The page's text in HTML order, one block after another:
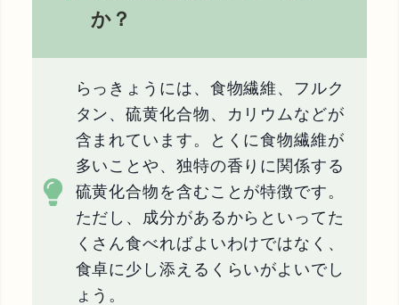
か？
らっきょうには、食物繊維、フルク
タン、硫黄化合物、カリウムなどが
含まれています。とくに食物繊維が
多いことや、独特の香りに関係する
硫黄化合物を含むことが特徴です。
ただし、成分があるからといってた
くさん食べればよいわけではなく、
食卓に少し添えるくらいがよいでし
ょう。